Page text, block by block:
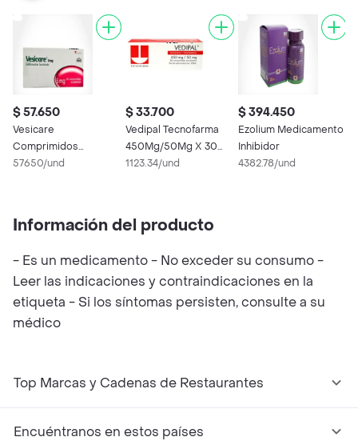
$ 57.650
Vesicare
Comprimidos
Recubiertos
57650/und
$ 33.700
Vedipal Tecnofarma
450Mg/50Mg X 30
Comprimidos
1123.34/und
$ 394.450
Ezolium Medicamento
Inhibidor
4382.78/und
Información del producto
- Es un medicamento - No exceder su consumo -
Leer las indicaciones y contraindicaciones en la
etiqueta - Si los síntomas persisten, consulte a su
médico
Top Marcas y Cadenas de Restaurantes
Encuéntranos en estos países